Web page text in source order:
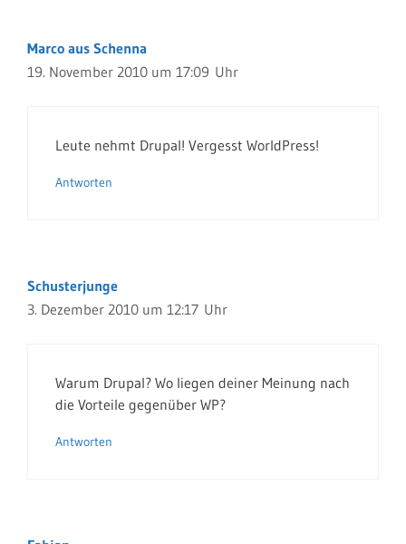
Marco aus Schenna
19. November 2010 um 17:09 Uhr
Leute nehmt Drupal! Vergesst WorldPress!
Antworten
Schusterjunge
3. Dezember 2010 um 12:17 Uhr
Warum Drupal? Wo liegen deiner Meinung nach
die Vorteile gegenüber WP?
Antworten